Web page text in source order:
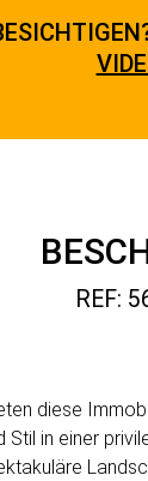
REF:
diese
in einer